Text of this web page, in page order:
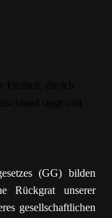
(GG) bilden
Rückgrat unserer
gesellschaftlichen